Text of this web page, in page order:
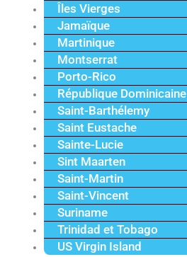
Îles Vierges
Jamaïque
Martinique
Montserrat
Porto-Rico
République Dominicaine
Saint-Barthélemy
Saint Eustache
Sainte-Lucie
Sint Maarten
Saint-Martin
Saint-Vincent
Suriname
Trinidad et Tobago
US Virgin Island